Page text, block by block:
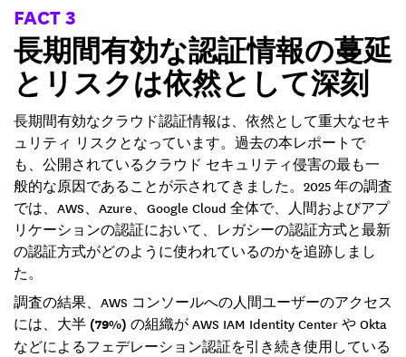
FACT 3
長期間有効な認証情報の蔓延
とリスクは依然として深刻
長期間有効なクラウド認証情報は、依然として重大なセキ
ュリティ リスクとなっています。過去の本レポートで
も、公開されているクラウド セキュリティ侵害の最も一
般的な原因であることが示されてきました。2025 年の調査
では、AWS、Azure、Google Cloud 全体で、人間およびアプ
リケーションの認証において、レガシーの認証方式と最新
の認証方式がどのように使われているのかを追跡しまし
た。
調査の結果、AWS コンソールへの人間ユーザーのアクセス
には、大半 (79%) の組織が AWS IAM Identity Center や Okta
などによるフェデレーション認証を引き続き使用している